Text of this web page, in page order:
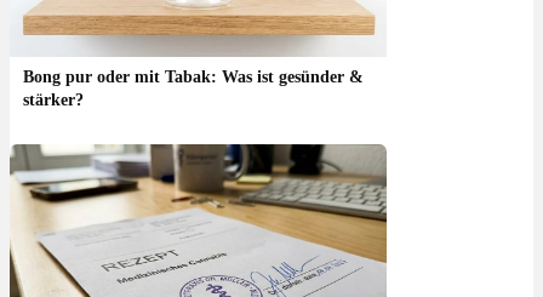
Bong pur oder mit Tabak: Was ist gesünder &
stärker?